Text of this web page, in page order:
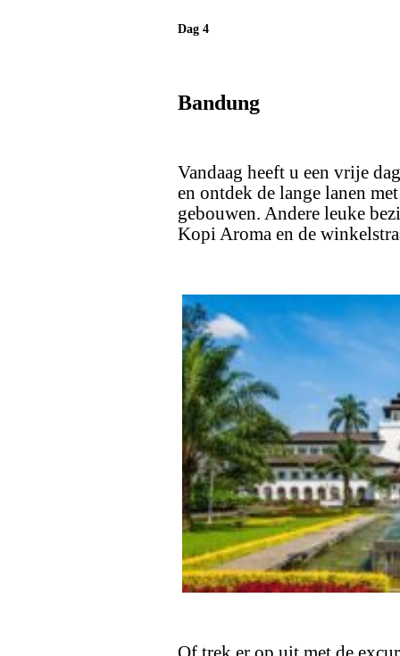
Dag 4
Bandung
Vandaag heeft u een vrije
en ontdek de lange lanen
gebouwen. Andere leuke
Kopi Aroma en de